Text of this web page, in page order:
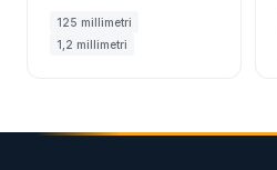
125 millimetri
1,2 millimetri